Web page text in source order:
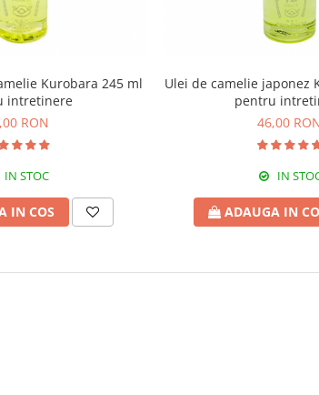
Kurobara 245 ml
intretinere
RON
IN STOC
IN COS
Ulei de camelie japonez
pentru
46,00
IN
ADAUGA IN